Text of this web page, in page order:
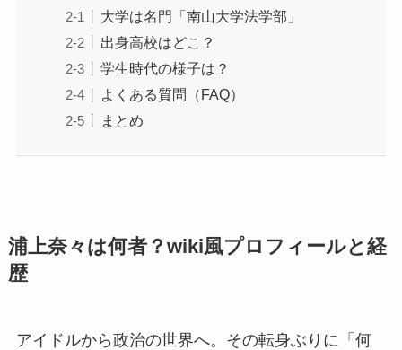
大学は名門「南山大学法学部」
出身高校はどこ？
学生時代の様子は？
よくある質問（FAQ）
まとめ
浦上奈々は何者？wiki風プロフィールと経
歴
アイドルから政治の世界へ。その転身ぶりに「何